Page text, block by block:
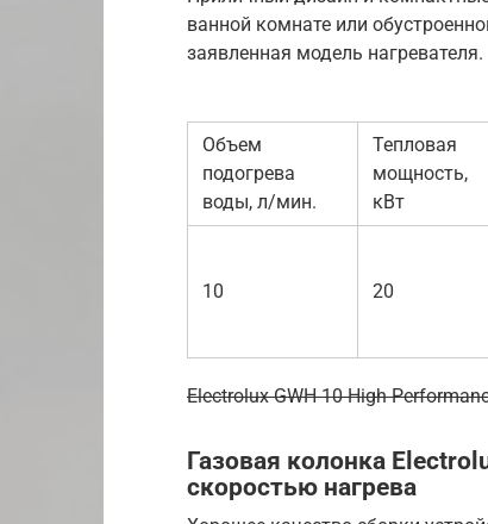
ванной комнате или
заявленная модель нагревателя.
Объем
подогрева
воды, л/мин.
Тепловая
мощность,
кВт
10 20
Electrolux GWH 10 High
Газовая колонка
скоростью нагрева